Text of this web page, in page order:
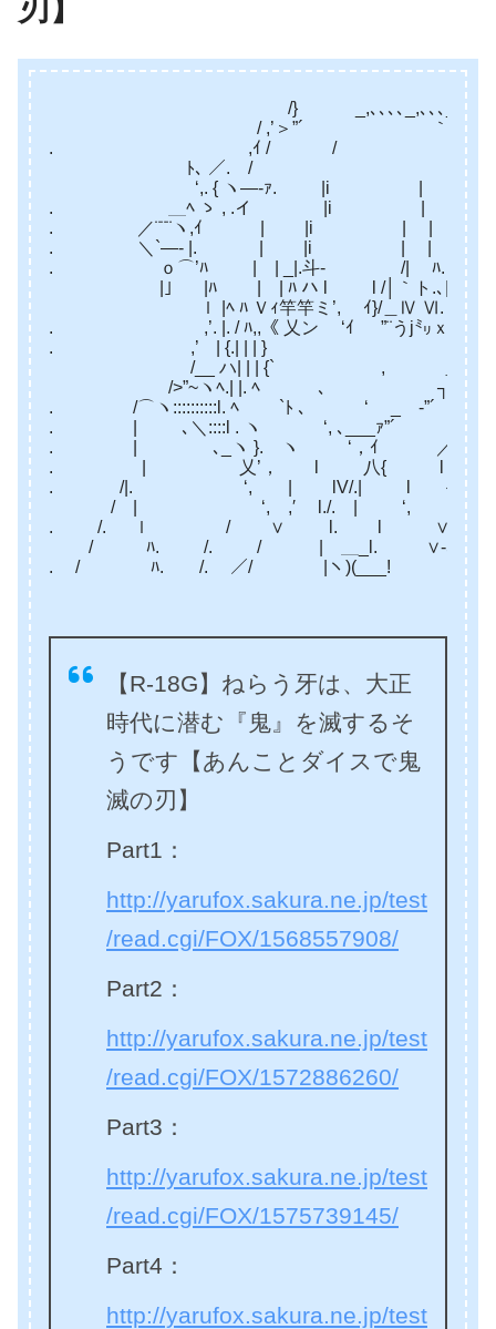
刃】
/} _,､､､､_,､､､_ ,
/ ,’＞”´ ｀’＜.
. ,ｲ / / ‘,
ﾄ､ ／. / ‘,
‘,. { ヽ―‐ｧ. |i | ､,,_ﾍ .
. ＿ﾍ ゝ , .イ |i | | 乂￣
. ／¨¨¨ヽ,ｲ | |i | | ｀
. ＼`―‐ |. | |i | | ∨￣
. ｏ⌒’ﾊ | | _|.斗- /| ﾊ. | 〉 |
|」 |ﾊ | | ﾊ ハ l l /│｀ト.､| ﾊ
ｌ |ﾍ ﾊ Ｖｨ竿竿ミ’, ｲ}/＿Ⅳ Ⅵ. ﾊl
. ,’. |. / ﾊ,,《 乂ン ‘ｲ ”¨うj㍉ｘ| ハﾊ/.
. ,’ | {.| | | }ゝ ゞ‐’〃ﾊ}.
/__ ハ| | | {` , ＿_/} ‘, .|
/>”~ヽﾍ.| |. ﾍ ､ ゝ┐∨/.／､
. /⌒ヽ::::::::::l. ﾍ `ﾄ ､ ‘ _ ‐”´ V /:::::::
. | ゝ ､＼::::l . ヽ ‘, ､___ｧ”´ ／ /
. | ゝ､_ヽ }. ヽ ‘，ｲ ／ { l:::::::::::
. | 乂’， l 八{ l { l::::／ ,
. /|. ‘, | lV/.| l { l’”_
/ | ‘, ,′ l./. | ‘, ゝ
. /. ｌ / ∨ l. l ∨ﾊ
/ ﾊ. /. / | ＿_l. ∨-､/ |
. / ﾊ. /. ／/ |ヽ)(___! ヽ
【R-18G】ねらう牙は、大正
時代に潜む『鬼』を滅するそ
うです【あんことダイスで鬼
滅の刃】
Part1：
http://yarufox.sakura.ne.jp/test
/read.cgi/FOX/1568557908/
Part2：
http://yarufox.sakura.ne.jp/test
/read.cgi/FOX/1572886260/
Part3：
http://yarufox.sakura.ne.jp/test
/read.cgi/FOX/1575739145/
Part4：
http://yarufox.sakura.ne.jp/test